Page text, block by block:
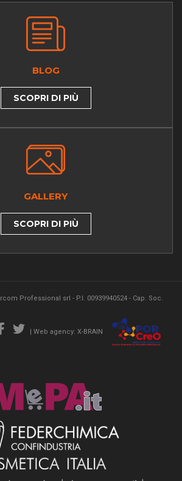
BLOG
SCOPRI DI PIÙ
GALLERY
SCOPRI DI PIÙ
Professional srl - P.I. 00939940524 - Cap. Soc.
| Web agency: X-BRAIN